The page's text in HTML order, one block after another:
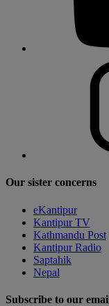
Our sister concerns
eKantipur
Kantipur TV
Kathmandu Post
Kantipur Radio
Saptahik
Nepal
Subscribe to our